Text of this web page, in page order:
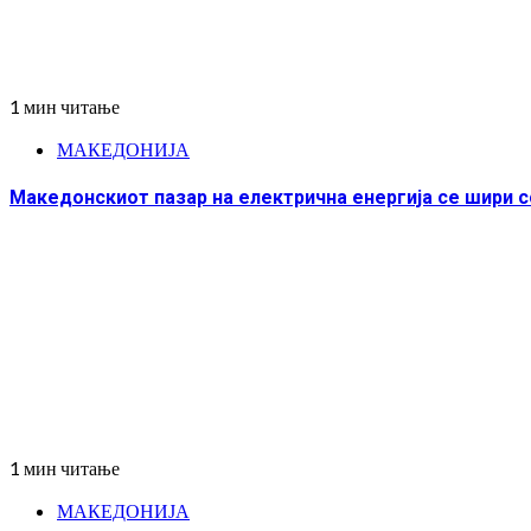
1 мин читање
МАКЕДОНИЈА
Македонскиот пазар на електрична енергија се
1 мин читање
МАКЕДОНИЈА